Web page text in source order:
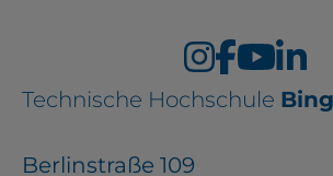
Technische Hochschule
Berlinstraße 109
Drittanbieter, bspw.
Einbinden externer
Standortdaten oder